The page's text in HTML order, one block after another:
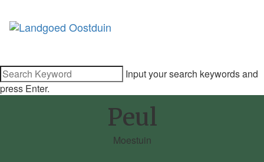
Input your search keywords and
press Enter.
Peul
Moestuin